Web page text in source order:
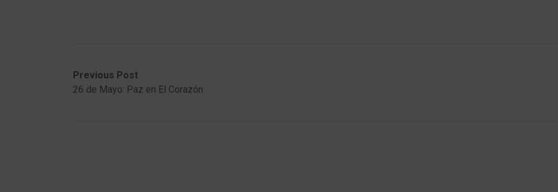
Previous Post
26 de Mayo: Paz en El Corazón